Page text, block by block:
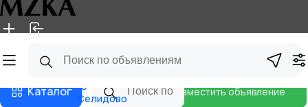
Главная Магазины
Каталог Селидово
Разместить объявление